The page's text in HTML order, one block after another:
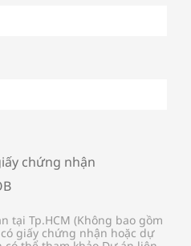
chứng nhận
tại Tp.HCM (Không bao gồm
giấy chứng nhận hoặc dự